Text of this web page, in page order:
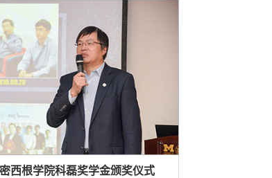
西根学院科磊奖学金颁奖仪式